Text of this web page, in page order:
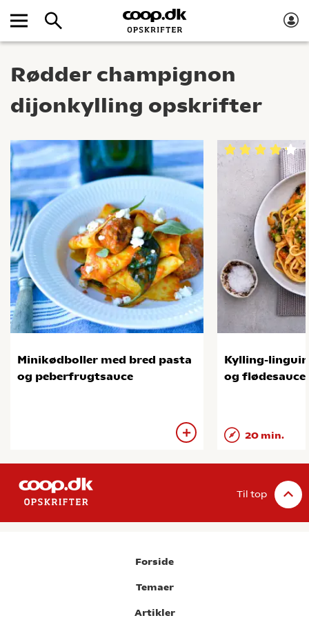
Rødder champignon
dijonkylling opskrifter
Minikødboller med bred pasta
og peberfrugtsauce
Kylling-
og flødesauce
20 min.
Til top
Forside
Temaer
Artikler